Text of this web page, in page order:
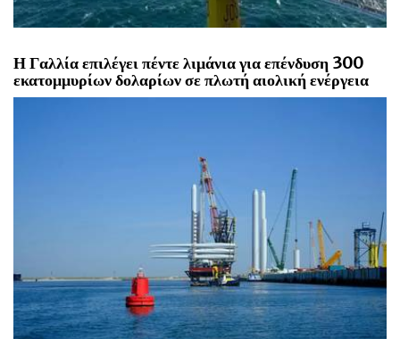
Η Γαλλία επιλέγει πέντε λιμάνια για επένδυση 300
εκατομμυρίων δολαρίων σε πλωτή αιολική ενέργεια